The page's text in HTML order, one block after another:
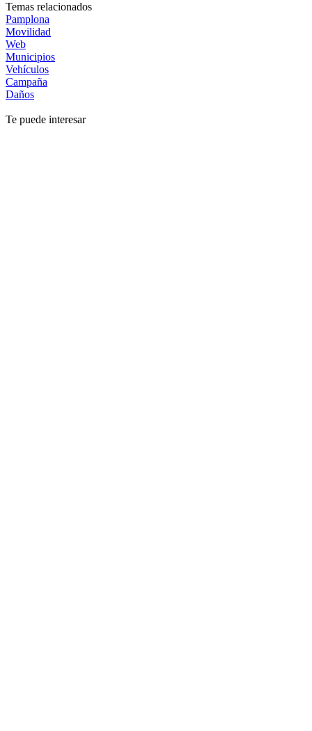
Temas relacionados
Pamplona
Movilidad
Web
Municipios
Vehículos
Campaña
Daños
Te puede interesar